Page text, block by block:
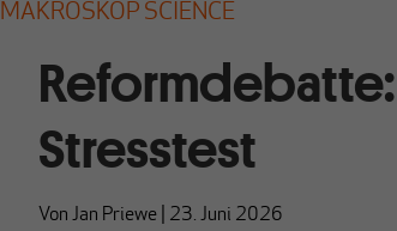
MAKROSKOP SCIENCE
Stresstest
Von Jan Priewe 23. Juni 2026